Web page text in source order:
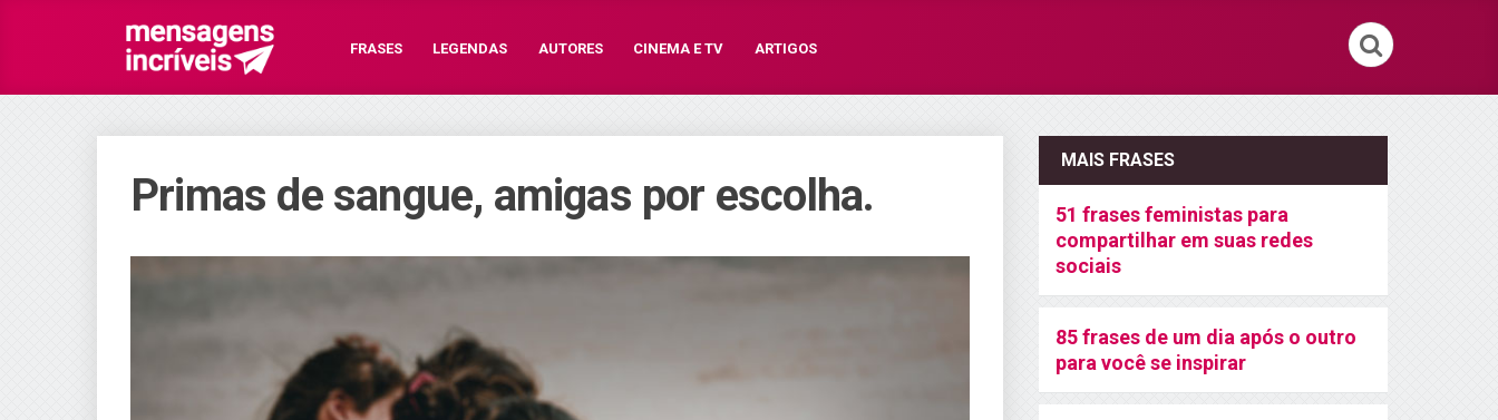
FRASES LEGENDAS AUTORES CINEMA E TV ARTIGOS
Primas de sangue, amigas por escolha.
MAIS FRASES
51 frases feministas para
compartilhar em suas redes
sociais
85 frases de um dia após o outro
para você se inspirar